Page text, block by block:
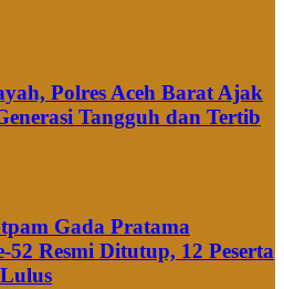
Polres Aceh Barat Ajak
Tangguh dan Tertib
Gada Pratama
52 Resmi Ditutup, 12 Peserta